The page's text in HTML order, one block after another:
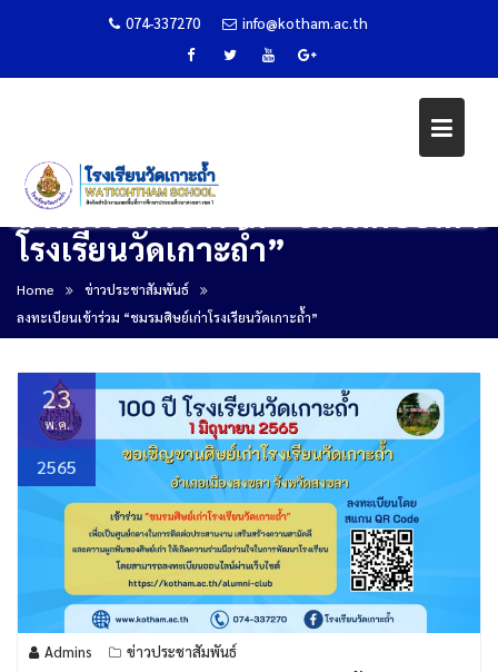
Skip
content
074-337270 info@kotham.ac.th
ลงทะเบียนเข้าร่วม “ชมรมศิษย์เก่า
โรงเรียนวัดเกาะถ้ำ”
Home
ข่าวประชาสัมพันธ์
ลงทะเบียนเข้าร่วม “ชมรมศิษย์เก่าโรงเรียนวัดเกาะถ้ำ”
23
พ.ค.
2565
Admins ข่าวประชาสัมพันธ์